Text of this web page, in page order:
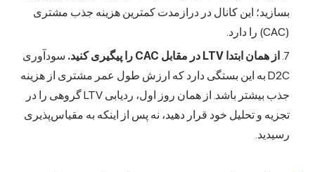
بسازید؛ این کانال در درازمدت کمترین هزینه جذب مشتری
از همان ابتدا LTV در مقابل CAC را پیگیری کنید.
سودآوری
D2C به این بستگی دارد که ارزش طول عمر مشتری از هزینه
جذب بیشتر باشد. از همان روز اول، ردیابی LTV گروهی را در
تجزیه و تحلیل خود قرار دهید، نه پس از اینکه به مقیاس‌پذیری
رسیدید.